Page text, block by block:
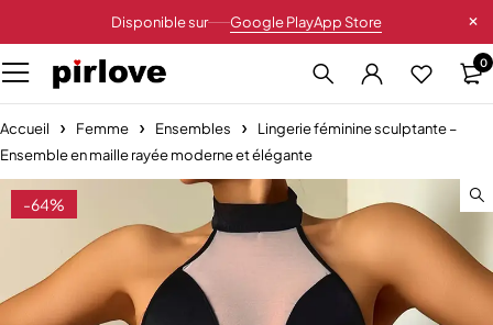
Disponible sur Google PlayApp Store
0
Accueil Femme Ensembles
Lingerie féminine sculptante –
Ensemble en maille rayée moderne et élégante
-64%